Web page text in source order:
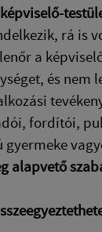
rá is
a
és
fordítói,
alapvető